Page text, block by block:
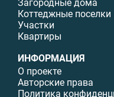
Загородные дома
Коттеджные поселки
Участки
Квартиры
ИНФОРМАЦИЯ
О проекте
Авторские права
Политика